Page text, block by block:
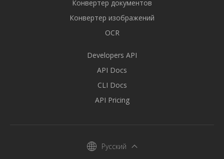
Конвертер документов
Конвертер изображений
OCR
Developers API
API Docs
CLI Docs
API Pricing
Русский